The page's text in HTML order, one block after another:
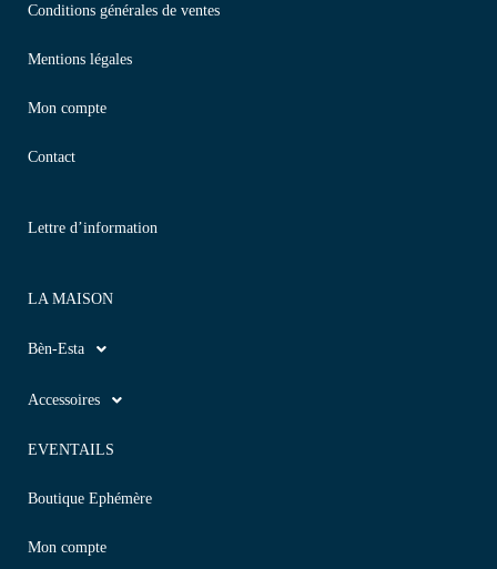
Conditions générales de ventes
Mentions légales
Mon compte
Contact
Lettre d’information
LA MAISON
Bèn-Esta
Accessoires
EVENTAILS
Boutique Ephémère
Mon compte